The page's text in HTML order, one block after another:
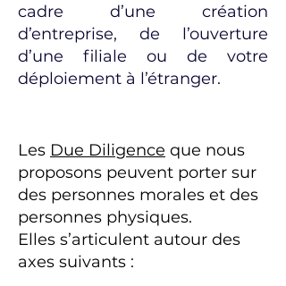
cadre d’une création
d’entreprise, de l’ouverture
d’une filiale ou de votre
déploiement à l’étranger.
Les Due Diligence que nous
proposons peuvent porter sur
des personnes morales et des
personnes physiques.
Elles s’articulent autour des
axes suivants :